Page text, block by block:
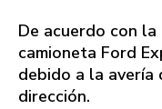
De acuerdo con
camioneta Ford
debido a la avería
dirección.